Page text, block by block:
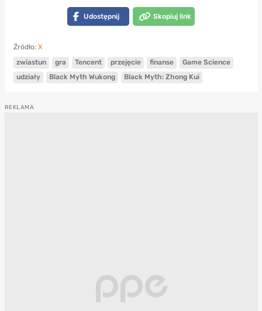
Udostępnij Skopiuj link
Źródło: X
zwiastun
gra Tencent przejęcie finanse
Game Science
udziały
Black Myth Wukong Black Myth: Zhong Kui